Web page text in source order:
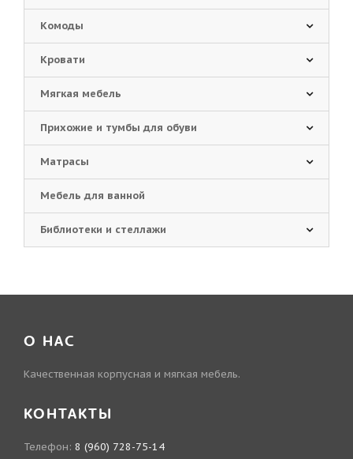
Комоды
Кровати
Мягкая мебель
Прихожие и тумбы для обуви
Матрасы
Мебель для ванной
Библиотеки и стеллажи
О НАС
Качественная корпусная и мягкая мебель.
КОНТАКТЫ
Телефон: 8 (960) 728-75-14